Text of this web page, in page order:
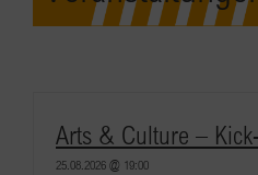
Arts & Culture –
25.08.2026 @ 19:00